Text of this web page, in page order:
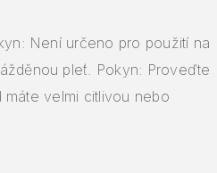
Není určeno pro použití na
pleť. Pokyn: Proveďte
velmi citlivou nebo